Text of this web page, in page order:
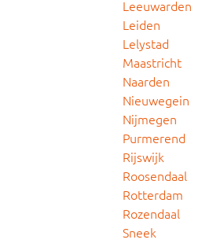
Leeuwarden
Leiden
Lelystad
Maastricht
Naarden
Nieuwegein
Nijmegen
Purmerend
Rijswijk
Roosendaal
Rotterdam
Rozendaal
Sneek